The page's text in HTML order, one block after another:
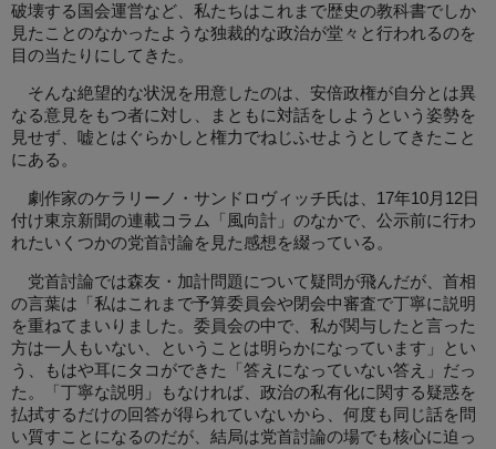
破壊する国会運営など、私たちはこれまで歴史の教科書でしか
見たことのなかったような独裁的な政治が堂々と行われるのを
目の当たりにしてきた。
そんな絶望的な状況を用意したのは、安倍政権が自分とは異
なる意見をもつ者に対し、まともに対話をしようという姿勢を
見せず、嘘とはぐらかしと権力でねじふせようとしてきたこと
にある。
劇作家のケラリーノ・サンドロヴィッチ氏は、17年10月12日
付け東京新聞の連載コラム「風向計」のなかで、公示前に行わ
れたいくつかの党首討論を見た感想を綴っている。
党首討論では森友・加計問題について疑問が飛んだが、首相
の言葉は「私はこれまで予算委員会や閉会中審査で丁寧に説明
を重ねてまいりました。委員会の中で、私が関与したと言った
方は一人もいない、ということは明らかになっています」とい
う、もはや耳にタコができた「答えになっていない答え」だっ
た。「丁寧な説明」もなければ、政治の私有化に関する疑惑を
払拭するだけの回答が得られていないから、何度も同じ話を問
い質すことになるのだが、結局は党首討論の場でも核心に迫っ